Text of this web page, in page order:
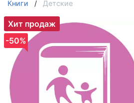
Книги Детские
Хит продаж
-50%